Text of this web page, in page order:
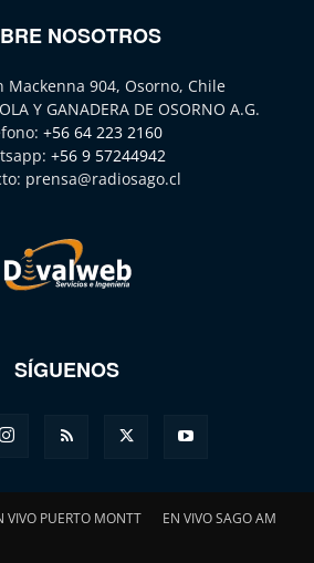
NOSOTROS
Mackenna 904, Osorno, Chile
Y GANADERA DE OSORNO A.G.
+56 64 223 2160
+56 9 57244942
prensa@radiosago.cl
SÍGUENOS
VIVO PUERTO MONTT EN VIVO SAGO AM